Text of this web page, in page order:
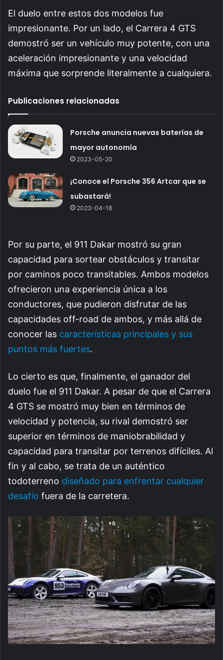
El duelo entre estos dos modelos fue
impresionante. Por un lado, el Carrera 4 GTS
demostró ser un vehículo muy potente, con una
aceleración impresionante y una velocidad
máxima que sorprende literalmente a cualquiera.
Publicaciones relacionadas
Porsche anuncia nuevas baterías de
mayor autonomía
2023-05-20
¡Conoce el Porsche 356 Artcar que se
subastará!
2023-04-18
Por su parte, el 911 Dakar mostró su gran
capacidad para sortear obstáculos y transitar
por caminos poco transitables. Ambos modelos
ofrecieron una experiencia única a los
conductores, que pudieron disfrutar de las
capacidades off-road de ambos, y más allá de
conocer las características principales y sus
puntos más fuertes.
Lo cierto es que, finalmente, el ganador del
duelo fue el 911 Dakar. A pesar de que el Carrera
4 GTS se mostró muy bien en términos de
velocidad y potencia, su rival demostró ser
superior en términos de maniobrabilidad y
capacidad para transitar por terrenos difíciles. Al
fin y al cabo, se trata de un auténtico
todoterreno diseñado para enfrentar cualquier
desafío fuera de la carretera.